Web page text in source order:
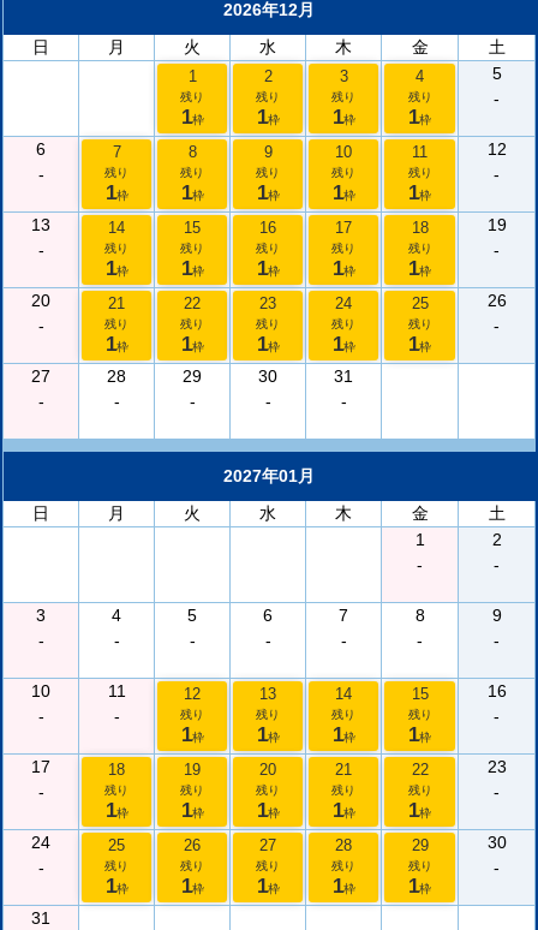
2026年12月
日
月 火 水 木 金 土
1
残り
1枠
2
残り
1枠
3
残り
1枠
4
残り
1枠
5
-
6
-
7
残り
1枠
8
残り
1枠
9
残り
1枠
10
残り
1枠
11
残り
1枠
12
-
13
-
14
残り
1枠
15
残り
1枠
16
残り
1枠
17
残り
1枠
18
残り
1枠
19
-
20
-
21
残り
1枠
22
残り
1枠
23
残り
1枠
24
残り
1枠
25
残り
1枠
26
-
27
-
28
-
29
-
30
-
31
-
2027年01月
日
月 火 水 木 金
土
1
-
2
-
3
-
4
-
5
-
6
-
7
-
8
-
9
-
10
-
11
-
12
残り
1枠
13
残り
1枠
14
残り
1枠
15
残り
1枠
16
-
17
-
18
残り
1枠
19
残り
1枠
20
残り
1枠
21
残り
1枠
22
残り
1枠
23
-
24
-
25
残り
1枠
26
残り
1枠
27
残り
1枠
28
残り
1枠
29
残り
1枠
30
-
31